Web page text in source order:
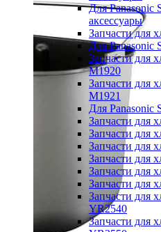
Для Panasonic
аксессуары
Запчасти для
Для Panasonic
Запчасти для
M1920
Запчасти для
M1921
Для Panasonic
Запчасти для
Запчасти для
Запчасти для
Запчасти для
Запчасти для
Запчасти для
Запчасти для
YR2540
Запчасти для